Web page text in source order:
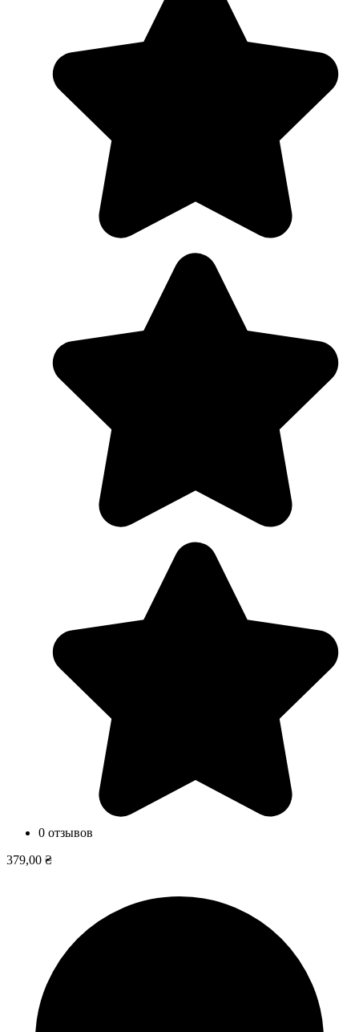
0 отзывов
379,00 ₴